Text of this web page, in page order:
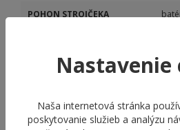
POHON STROJČEKA
KALIBER STROJČEKA
Nastavenie
Naša internetová stránka
poskytovanie služieb a analýzu